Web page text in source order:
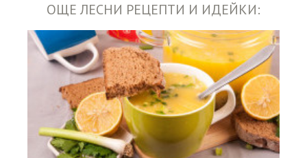
ОЩЕ ЛЕСНИ РЕЦЕПТИ И ИДЕЙКИ: